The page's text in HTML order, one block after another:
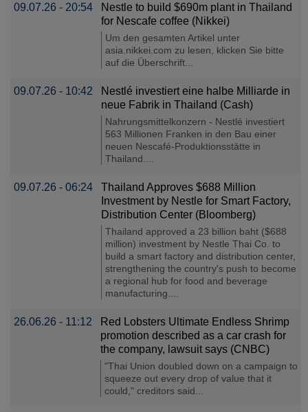
09.07.26 - 20:54
Nestle to build $690m plant in Thailand
for Nescafe coffee (Nikkei)
Um den gesamten Artikel unter
asia.nikkei.com zu lesen, klicken Sie bitte
auf die Überschrift...
09.07.26 - 10:42
Nestlé investiert eine halbe Milliarde in
neue Fabrik in Thailand (Cash)
Nahrungsmittelkonzern - Nestlé investiert
563 Millionen Franken in den Bau einer
neuen Nescafé-Produktionsstätte in
Thailand....
09.07.26 - 06:24
Thailand Approves $688 Million
Investment by Nestle for Smart Factory,
Distribution Center (Bloomberg)
Thailand approved a 23 billion baht ($688
million) investment by Nestle Thai Co. to
build a smart factory and distribution center,
strengthening the country's push to become
a regional hub for food and beverage
manufacturing....
26.06.26 - 11:12
Red Lobsters Ultimate Endless Shrimp
promotion described as a car crash for
the company, lawsuit says (CNBC)
"Thai Union doubled down on a campaign to
squeeze out every drop of value that it
could," creditors said...